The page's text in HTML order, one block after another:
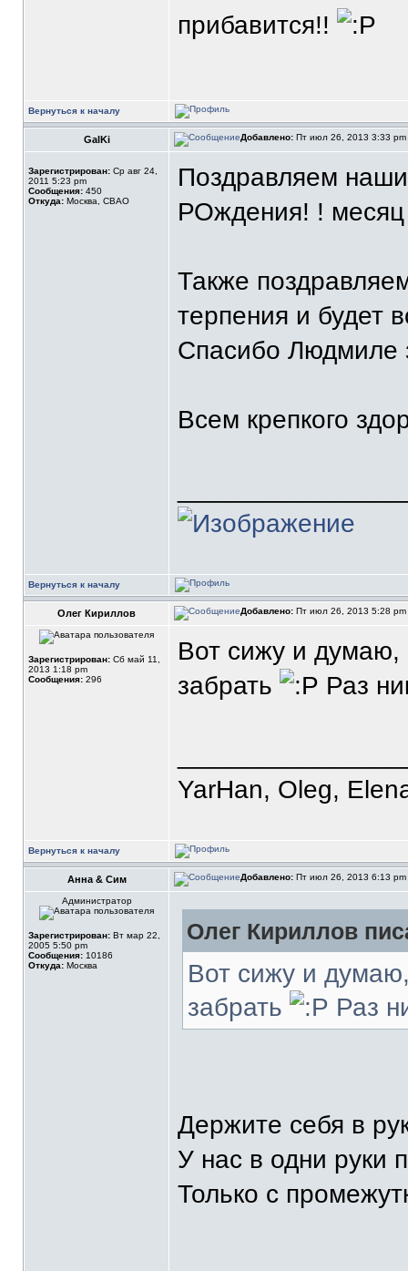
прибавится!!
Вернуться к началу
GalKi Добавлено: Пт июл 26, 2013 3:33 pm
Зарегистрирован: Ср авг 24,
2011 5:23 pm
Сообщения: 450
Откуда: Москва, СВАО
Поздравляем
РОждения! ! месяц
Также
терпения и
Спасибо Людмиле
Всем крепкого
Вернуться к началу
Олег Кириллов Добавлено: Пт июл 26, 2013 5:28 pm
Зарегистрирован: Сб май 11,
2013 1:18 pm
Сообщения: 296
Вот сижу и думаю,
забрать
Раз
YarHan, Oleg,
Вернуться к началу
Анна & Сим Добавлено: Пт июл 26, 2013 6:13 pm
Администратор
Зарегистрирован: Вт мар 22,
2005 5:50 pm
Сообщения: 10186
Откуда: Москва
Олег Кириллов
Вот сижу и
забрать
Раз
Держите себя в
У нас в одни руки
Только с